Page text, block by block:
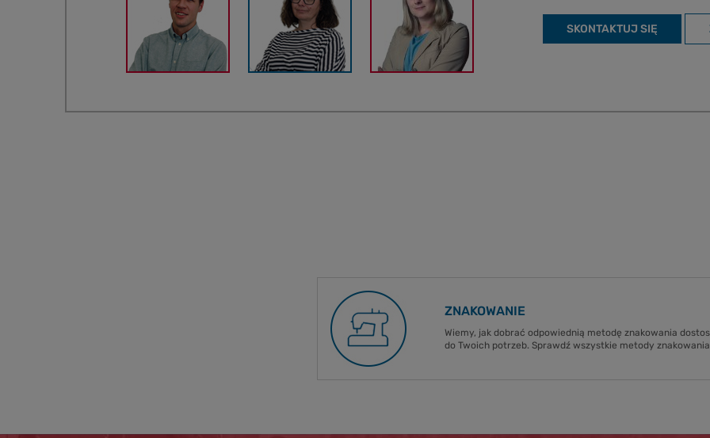
SKONTAKTUJ SIĘ
ZNAKOWANIE
Wiemy, jak dobrać odpowiednią metodę znakowania
do Twoich potrzeb. Sprawdź wszystkie metody